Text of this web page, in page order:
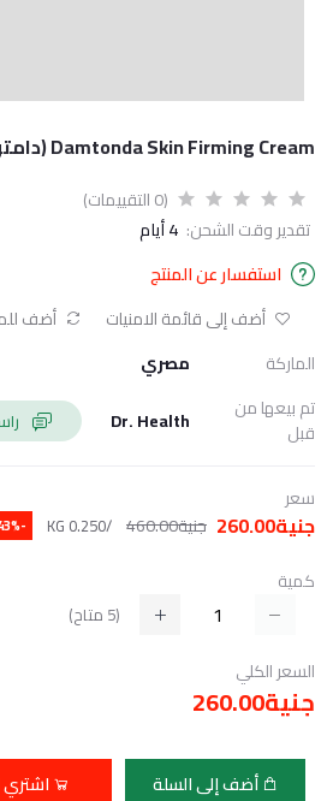
Damtonda Skin Firming Cream (دامتوندا كريم لشدّ الجلد)،
(0 التقييمات)
تقدير وقت الشحن: 4 أيام
استفسار عن المنتج
أضف إلى قائمة الامنيات
أضف
الماركة
مصري
تم بيعها من
قبل
Dr. Health
سعر
جنية260.00 جنية460.00 /0.250 KG
-43%
كمية
(
5 متاح)
السعر الكلي
جنية260.00
أضف إلى السلة اشتري